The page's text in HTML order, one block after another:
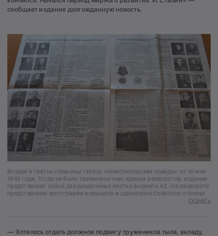
сообщает издание долгожданную новость.
Вторая и третья страницы газеты «Комсомольская правда» от 10 мая
1945 года. Тогда не было привычных нам единых разворотов, издание
представляет собой два раздельных листка формата А2. На развороте
представлены фотографии маршалов и адмиралов Советского союза
Скачать
— Хотелось отдать должное подвигу тружеников тыла, вкладу,